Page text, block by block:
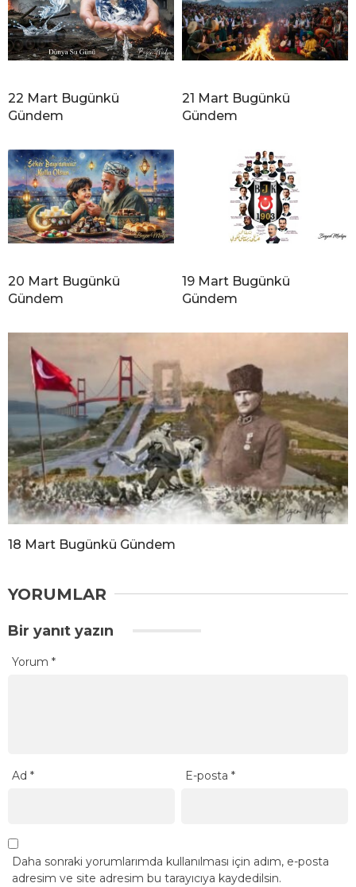
22 Mart Bugünkü
Gündem
21 Mart Bugünkü
Gündem
20 Mart Bugünkü
Gündem
19 Mart Bugünkü
Gündem
18 Mart Bugünkü Gündem
YORUMLAR
Bir yanıt yazın
Yorum *
Ad * E-posta*
Daha sonraki yorumlarımda kullanılması için adım, e-posta
adresim ve site adresim bu tarayıcıya kaydedilsin.